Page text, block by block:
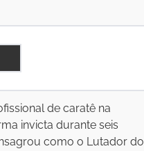
de caratê na
invicta durante seis
como o Lutador do